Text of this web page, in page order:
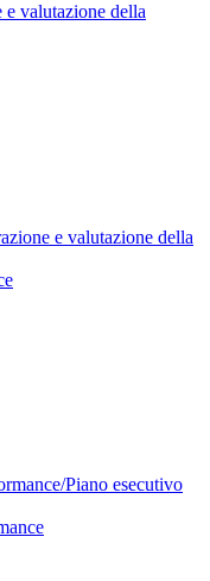
e valutazione della
e valutazione della
Piano esecutivo